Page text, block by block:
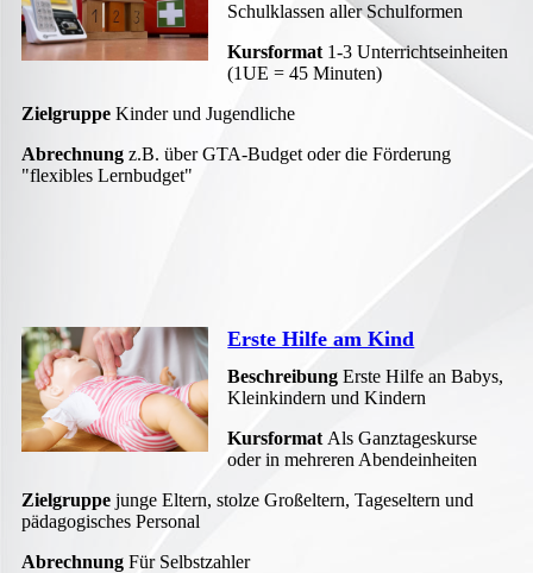
Schulklassen aller Schulformen
Kursformat 1-3 Unterrichtseinheiten
(1UE = 45 Minuten)
ZielgruppeKinder und Jugendliche
Abrechnungz.B. über GTA-Budget oder die Förderung
"flexibles Lernbudget"
Erste Hilfe am Kind
BeschreibungErste Hilfe an Babys,
Kleinkindern und Kindern
Kursformat Als Ganztageskurse
oder in mehreren Abendeinheiten
Zielgruppe junge Eltern, stolze Großeltern, Tageseltern und
pädagogisches Personal
Abrechnung Für Selbstzahler